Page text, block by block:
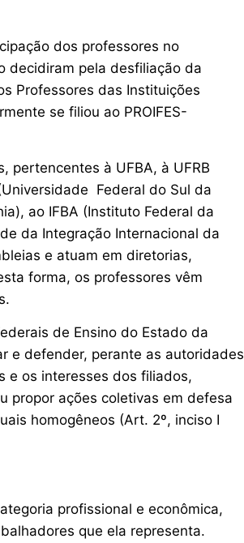
dos professores no
decidiram pela desfiliação da
Professores das Instituições
se filiou ao PROIFES-
pertencentes à UFBA, à UFRB
Federal do Sul da
ao IFBA (Instituto Federal da
da Integração Internacional da
e atuam em diretorias,
forma, os professores vêm
de Ensino do Estado da
e defender, perante as autoridades
e os interesses dos filiados,
propor ações coletivas em defesa
homogêneos (Art. 2º, inciso I
profissional e econômica,
que ela representa.